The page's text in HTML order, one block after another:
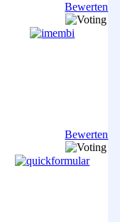
Bewerten
Bewerten